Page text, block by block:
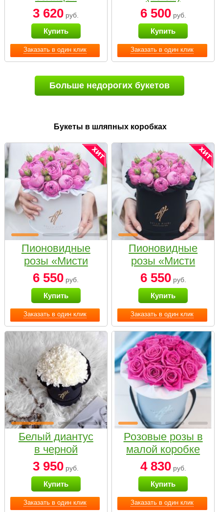
Заказать в один клик
3 620 руб.
Купить
Заказать в один клик
6 500руб.
Купить
Больше недорогих букетов
Букеты в шляпных коробках
Заказать в один клик
Пионовидные
розы «Мисти
бабблс» в белой
коробке Small
6 550 руб.
Купить
Заказать в один клик
Пионовидные
розы «Мисти
бабблс» в
черной коробке
Small
6 550руб.
Купить
Заказать в один клик
Белый диантус
в черной
коробке Small
3 950 руб.
Купить
Заказать в один клик
Розовые розы в
малой коробке
4 830руб.
Купить